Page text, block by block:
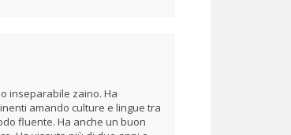
inseparabile zaino. Ha
amando culture e lingue tra
fluente. Ha anche un buon